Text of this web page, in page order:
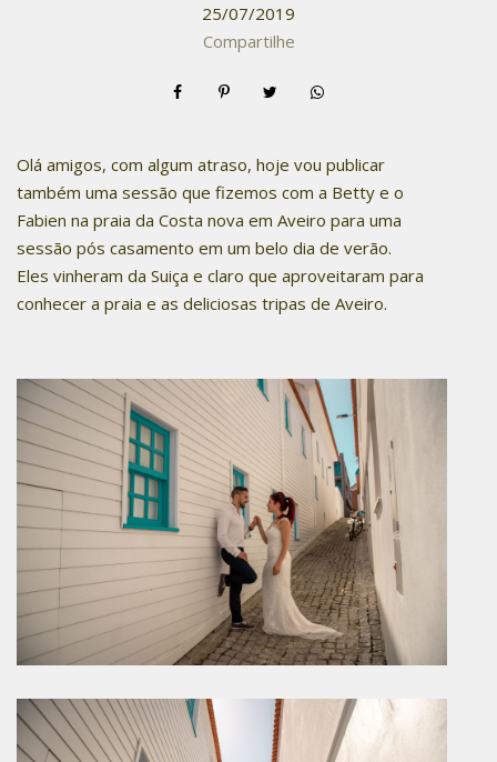
25/07/2019
Compartilhe
Olá amigos, com algum atraso, hoje vou publicar
também uma sessão que fizemos com a Betty e o
Fabien na praia da Costa nova em Aveiro para uma
sessão pós casamento em um belo dia de verão.
Eles vinheram da Suiça e claro que aproveitaram para
conhecer a praia e as deliciosas tripas de Aveiro.